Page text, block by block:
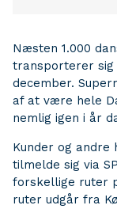
Næsten 1.000
transporterer sig
december.
af at være hele
nemlig igen i år
Kunder og andre
tilmelde sig via
forskellige ruter
ruter udgår fra